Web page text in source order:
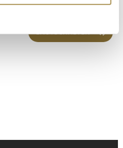
einige Meter genau sein
(Fingerprinting) identifizieren
wir Informationen zu Ihrer
LAUTSCHALTEN